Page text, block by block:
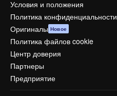
Условия и положения
Политика конфиденциальности
Оригиналы Новое
Политика файлов cookie
Центр доверия
Партнеры
Предприятие